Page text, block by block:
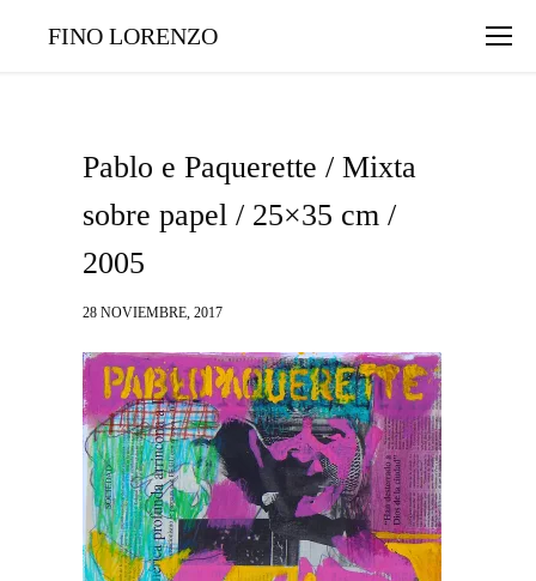
FINO LORENZO
Pablo e Paquerette / Mixta
sobre papel / 25×35 cm /
2005
28 NOVIEMBRE, 2017